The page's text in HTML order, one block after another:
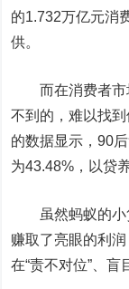
的1.732万亿元消
供。
而在消费者市
不到的，难以找
的数据显示，90
为43.48%，以贷
虽然蚂蚁的小贷
赚取了亮眼的利
在“责不对位”、盲